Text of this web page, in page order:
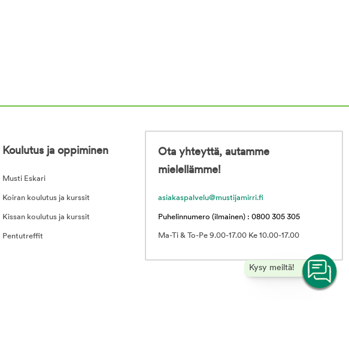
Kysy meiltä!
Koulutus ja oppiminen
Musti Eskari
Koiran koulutus ja kurssit
Kissan koulutus ja kurssit
Pentutreffit
Ota yhteyttä, autamme
mielellämme!
asiakaspalvelu@mustijamirri.fi
Puhelinnumero (ilmainen) : 0800 305 305
Ma-Ti & To-Pe 9.00-17.00 Ke 10.00-17.00